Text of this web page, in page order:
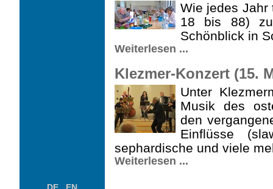
Wie jedes Jahr
18 bis 88)
Schönblick in
Weiterlesen ...
Klezmer-Konzert (15.
Unter
Musik des
den
Einflüsse
sephardische und viele
Weiterlesen ...